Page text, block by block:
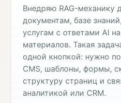
Внедряю RAG-механику
документам, базе
услугам с ответами AI
материалов. Такая
одной кнопкой: нужно
CMS, шаблоны, формы,
структуру страниц и
аналитикой или CRM.